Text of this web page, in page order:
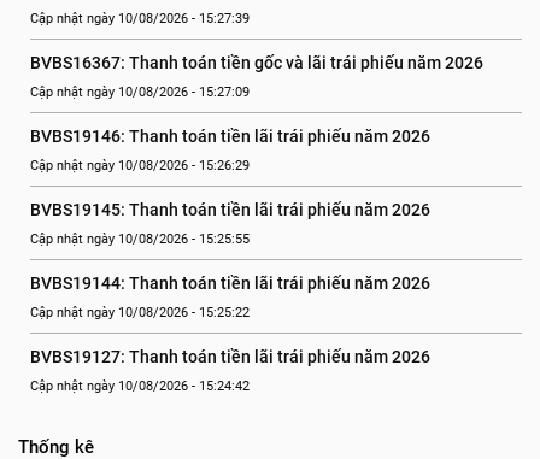
Cập nhật ngày 10/08/2026 - 15:27:39
BVBS16367: Thanh toán tiền gốc và lãi trái phiếu năm 2026
Cập nhật ngày 10/08/2026 - 15:27:09
BVBS19146: Thanh toán tiền lãi trái phiếu năm 2026
Cập nhật ngày 10/08/2026 - 15:26:29
BVBS19145: Thanh toán tiền lãi trái phiếu năm 2026
Cập nhật ngày 10/08/2026 - 15:25:55
BVBS19144: Thanh toán tiền lãi trái phiếu năm 2026
Cập nhật ngày 10/08/2026 - 15:25:22
BVBS19127: Thanh toán tiền lãi trái phiếu năm 2026
Cập nhật ngày 10/08/2026 - 15:24:42
Thống kê